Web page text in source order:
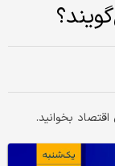
اقتصاد بخوانید.